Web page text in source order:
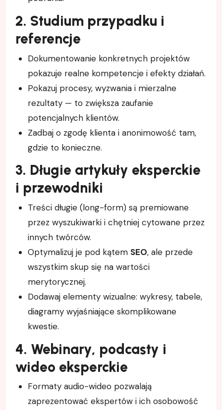
2. Studium przypadku i
referencje
Dokumentowanie konkretnych projektów
pokazuje realne kompetencje i efekty działań.
Pokazuj procesy, wyzwania i mierzalne
rezultaty — to zwiększa zaufanie
potencjalnych klientów.
Zadbaj o zgodę klienta i anonimowość tam,
gdzie to konieczne.
3. Długie artykuły eksperckie
i przewodniki
Treści długie (long-form) są premiowane
przez wyszukiwarki i chętniej cytowane przez
innych twórców.
Optymalizuj je pod kątem SEO, ale przede
wszystkim skup się na wartości
merytorycznej.
Dodawaj elementy wizualne: wykresy, tabele,
diagramy wyjaśniające skomplikowane
kwestie.
4. Webinary, podcasty i
wideo eksperckie
Formaty audio-wideo pozwalają
zaprezentować ekspertów i ich osobowość